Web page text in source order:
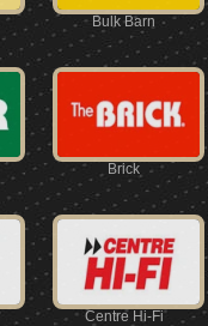
Bulk Barn
Brick
Centre Hi-Fi